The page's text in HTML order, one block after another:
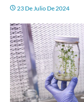
23 De Julio De 2024